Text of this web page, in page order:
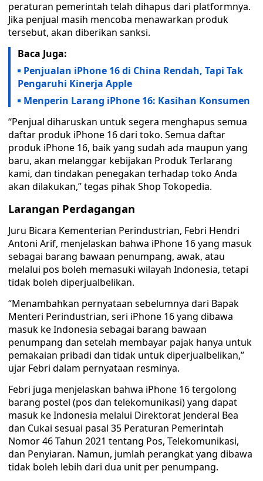
peraturan pemerintah telah dihapus dari platformnya.
Jika penjual masih mencoba menawarkan produk
tersebut, akan diberikan sanksi.
Baca Juga:
Penjualan iPhone 16 di China Rendah, Tapi Tak
Pengaruhi Kinerja Apple
Menperin Larang iPhone 16: Kasihan Konsumen
“Penjual diharuskan untuk segera menghapus semua
daftar produk iPhone 16 dari toko. Semua daftar
produk iPhone 16, baik yang sudah ada maupun yang
baru, akan melanggar kebijakan Produk Terlarang
kami, dan tindakan penegakan terhadap toko Anda
akan dilakukan,” tegas pihak Shop Tokopedia.
Larangan Perdagangan
Juru Bicara Kementerian Perindustrian, Febri Hendri
Antoni Arif, menjelaskan bahwa iPhone 16 yang masuk
sebagai barang bawaan penumpang, awak, atau
melalui pos boleh memasuki wilayah Indonesia, tetapi
tidak boleh diperjualbelikan.
“Menambahkan pernyataan sebelumnya dari Bapak
Menteri Perindustrian, seri iPhone 16 yang dibawa
masuk ke Indonesia sebagai barang bawaan
penumpang dan setelah membayar pajak hanya untuk
pemakaian pribadi dan tidak untuk diperjualbelikan,”
ujar Febri dalam pernyataan resminya.
Febri juga menjelaskan bahwa iPhone 16 tergolong
barang postel (pos dan telekomunikasi) yang dapat
masuk ke Indonesia melalui Direktorat Jenderal Bea
dan Cukai sesuai pasal 35 Peraturan Pemerintah
Nomor 46 Tahun 2021 tentang Pos, Telekomunikasi,
dan Penyiaran. Namun, jumlah perangkat yang dibawa
tidak boleh lebih dari dua unit per penumpang.